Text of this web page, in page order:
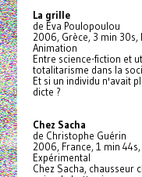
La grille
de Eva Poulopoulou
2006, Grèce, 3 min 30s,
Animation
Entre science-fiction et
totalitarisme dans la
Et si un individu n'avait
dicte ?
Chez Sacha
de Christophe Guérin
2006, France, 1 min 44s,
Expérimental
Chez Sacha, chausseur